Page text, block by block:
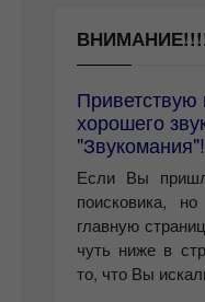
хорошего
"Звукомания"!
Если Вы
поисковика,
главную
чуть ниже в
то, что Вы